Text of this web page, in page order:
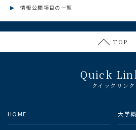
情報公開項目の一覧
TOP
Quick
クイックリンク
HOME 大学